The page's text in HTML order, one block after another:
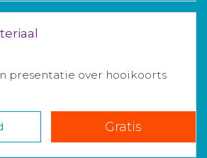
presentatie over hooikoorts
Gratis